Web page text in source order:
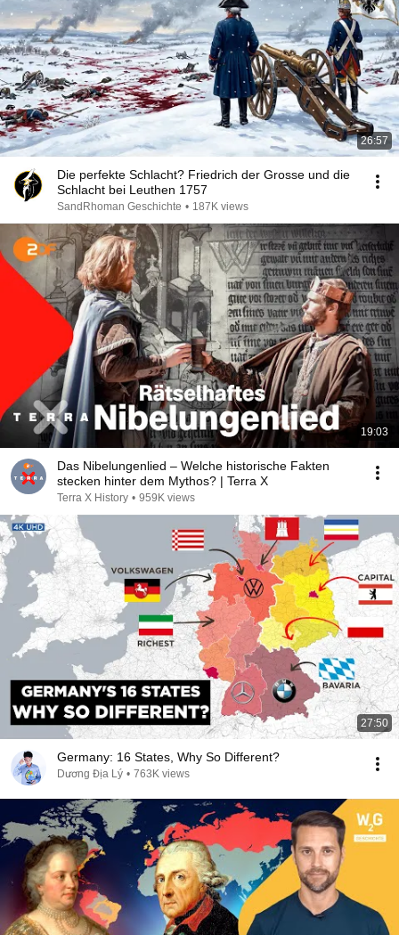
26:57
Die perfekte Schlacht? Friedrich der Grosse und die
Schlacht bei Leuthen 1757
SandRhoman Geschichte • 187K views
19:03
Das Nibelungenlied – Welche historische Fakten
stecken hinter dem Mythos? | Terra X
Terra X History • 959K views
27:50
Germany: 16 States, Why So Different?
Dương Địa Lý • 763K views